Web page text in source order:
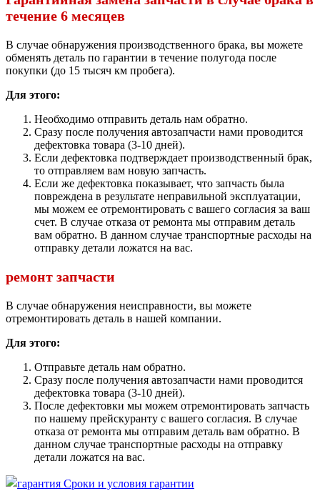
течение 6 месяцев
В случае обнаружения производственного брака, вы можете
обменять деталь по гарантии в течение полугода после
покупки (до 15 тысяч км пробега).
Для этого:
Необходимо отправить деталь нам обратно.
Сразу после получения автозапчасти нами проводится
дефектовка товара (3-10 дней).
Если дефектовка подтверждает производственный брак,
то отправляем вам новую запчасть.
Если же дефектовка показывает, что запчасть была
повреждена в результате неправильной эксплуатации,
мы можем ее отремонтировать с вашего согласия за ваш
счет. В случае отказа от ремонта мы отправим деталь
вам обратно. В данном случае транспортные расходы на
отправку детали ложатся на вас.
ремонт запчасти
В случае обнаружения неисправности, вы можете
отремонтировать деталь в нашей компании.
Для этого:
Отправьте деталь нам обратно.
Сразу после получения автозапчасти нами проводится
дефектовка товара (3-10 дней).
После дефектовки мы можем отремонтировать запчасть
по нашему прейскуранту с вашего согласия. В случае
отказа от ремонта мы отправим деталь вам обратно. В
данном случае транспортные расходы на отправку
детали ложатся на вас.
Сроки и условия гарантии